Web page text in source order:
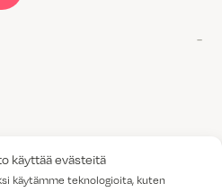
käyttää evästeitä
käytämme teknologioita, kuten